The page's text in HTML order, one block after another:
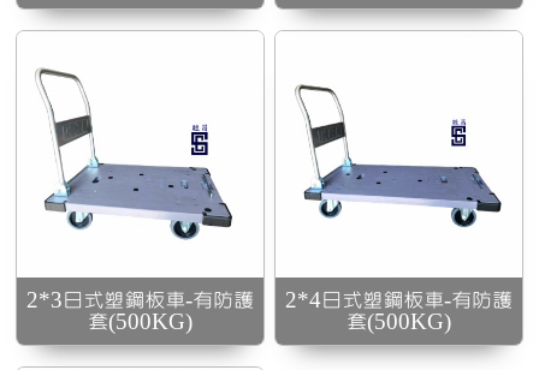
2*3日式塑鋼板車-有防護
套(500KG)
2*4日式塑鋼板車-有防護
套(500KG)